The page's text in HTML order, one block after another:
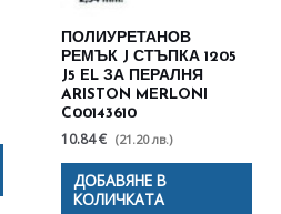
ПОЛИУРЕТАНОВ
РЕМЪК J СТЪПКА 1205
J5 EL ЗА ПЕРАЛНЯ
ARISTON MERLONI
C00143610
10.84 € (21.20 лв.)
ДОБАВЯНЕ В
КОЛИЧКАТА